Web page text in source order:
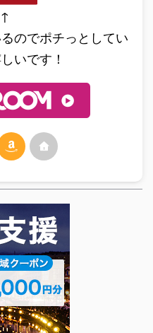
のでポチっとしてい
いです！